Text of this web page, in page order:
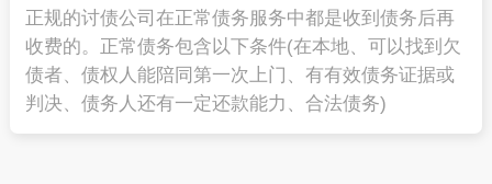
正规的讨债公司在正常债务服务中都是收到债务后再
收费的。正常债务包含以下条件(在本地、可以找到欠
债者、债权人能陪同第一次上门、有有效债务证据或
判决、债务人还有一定还款能力、合法债务)